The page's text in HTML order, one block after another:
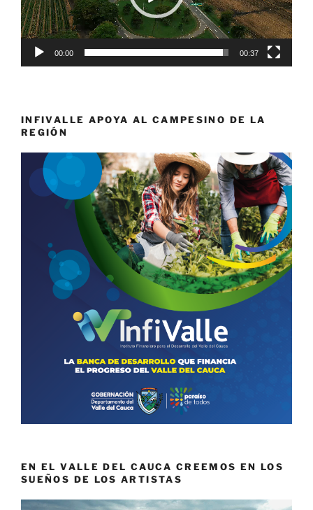
00:00 00:37
INFIVALLE APOYA AL CAMPESINO DE LA
REGIÓN
EN EL VALLE DEL CAUCA CREEMOS EN LOS
SUEÑOS DE LOS ARTISTAS
Reproductor